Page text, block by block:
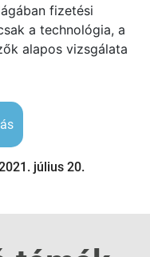
fizetési
a technológia, a
alapos vizsgálata
július 20.